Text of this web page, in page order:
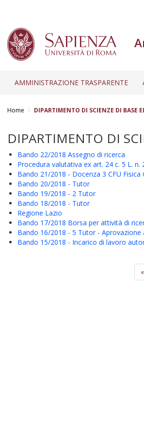
AMMINISTRAZIONE TRASPARENTE
Home DIPARTIMENTO DI SCIENZE DI BASE
DIPARTIMENTO DI
Bando 22/2018 Assegno di ricerca
Procedura valutativa ex art. 24 c. 5 L.
Bando 21/2018 - Docenza 3 CFU Fisica
Bando 20/2018 - Tutor
Bando 19/2018 - 2 Tutor
Bando 18/2018 - Tutor
Regione Lazio
Bando 17/2018 Borsa per attività di
Bando 16/2018 - 5 Tutor - Aprovazione
Bando 15/2018 - Incarico di lavoro